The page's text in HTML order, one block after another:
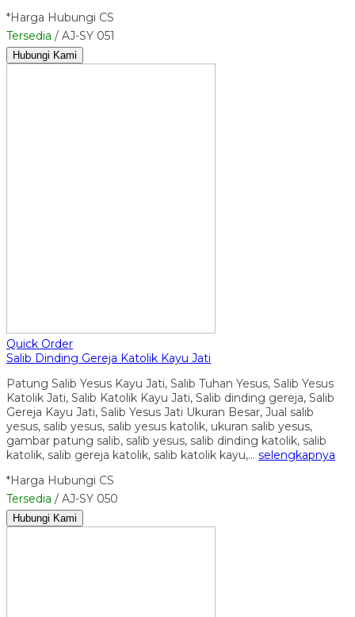
*Harga Hubungi CS
Tersedia / AJ-SY 051
Hubungi Kami
Quick Order
Salib Dinding Gereja Katolik Kayu Jati
Patung Salib Yesus Kayu Jati, Salib Tuhan Yesus, Salib Yesus
Katolik Jati, Salib Katolik Kayu Jati, Salib dinding gereja, Salib
Gereja Kayu Jati, Salib Yesus Jati Ukuran Besar, Jual salib
yesus, salib yesus, salib yesus katolik, ukuran salib yesus,
gambar patung salib, salib yesus, salib dinding katolik, salib
katolik, salib gereja katolik, salib katolik kayu,… selengkapnya
*Harga Hubungi CS
Tersedia / AJ-SY 050
Hubungi Kami